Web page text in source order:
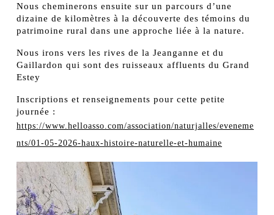
Nous cheminerons ensuite sur un parcours d’une
dizaine de kilomètres à la découverte des témoins du
patrimoine rural dans une approche liée à la nature.
Nous irons vers les rives de la Jeanganne et du
Gaillardon qui sont des ruisseaux affluents du Grand
Estey
Inscriptions et renseignements pour cette petite
journée :
https://www.helloasso.com/association/naturjalles/eveneme
nts/01-05-2026-haux-histoire-naturelle-et-humaine